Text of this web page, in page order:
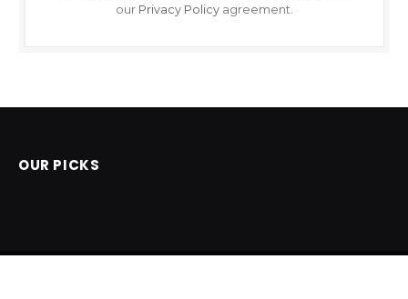
our Privacy Policy agreement.
OUR PICKS